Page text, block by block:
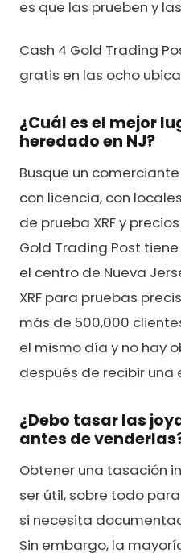
es que las prueben y
Cash 4 Gold Trading
gratis en las ocho
¿Cuál es el mejor
heredado en NJ?
Busque un
con licencia, con
de prueba XRF y
Gold Trading Post
el centro de Nueva
XRF para pruebas
más de 500,000
el mismo día y no hay
después de recibir una
¿Debo tasar las
antes de
Obtener una tasación
ser útil, sobre todo
si necesita
Sin embargo, la